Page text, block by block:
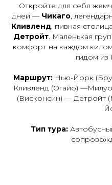
Откройте для себя
дней — Чикаго,
Кливленд, пивная столица
Детройт. Маленькая
комфорт на каждом
гидом
Маршрут: Нью-Йорк
Кливленд (Огайо)
(Висконсин) — Детройт
Тип тура: